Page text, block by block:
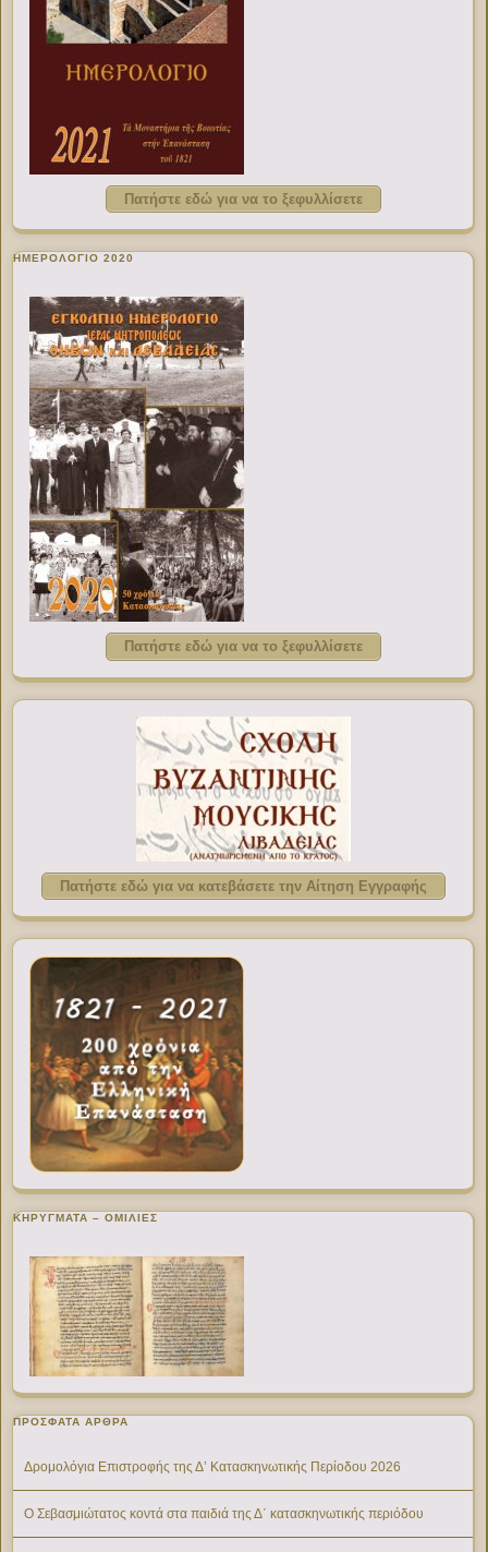
Πατήστε εδώ για να το ξεφυλλίσετε
ΗΜΕΡΟΛΟΓΙΟ 2020
Πατήστε εδώ για να το ξεφυλλίσετε
Πατήστε εδώ για να κατεβάσετε την Αίτηση Εγγραφής
ΚΗΡΥΓΜΑΤΑ – ΟΜΙΛΙΕΣ
ΠΡΌΣΦΑΤΑ ΆΡΘΡΑ
Δρομολόγια Επιστροφής της Δ’ Κατασκηνωτικής Περίοδου 2026
Ο Σεβασμιώτατος κοντά στα παιδιά της Δ΄ κατασκηνωτικής περιόδου